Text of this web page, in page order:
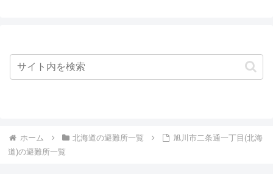
ホーム 北海道の避難所一覧
旭川市二条通一丁目(北海
道)の避難所一覧